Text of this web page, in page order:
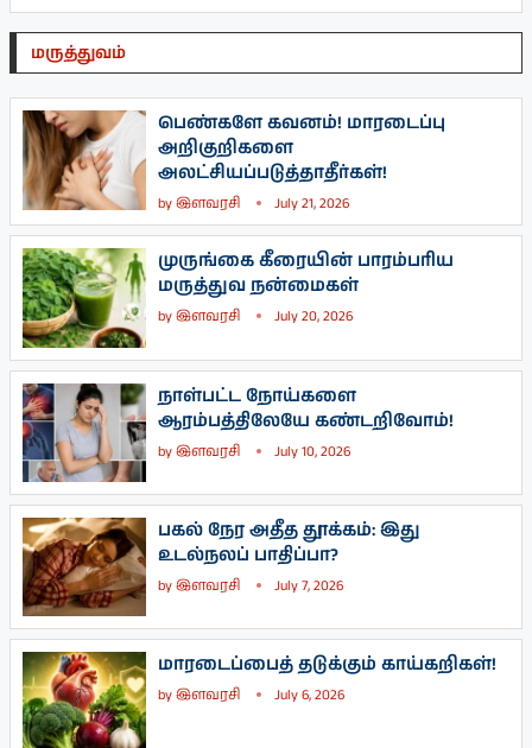
மருத்துவம்
பெண்களே கவனம்! மாரடைப்பு
அறிகுறிகளை
அலட்சியப்படுத்தாதீர்கள்!
byஇளவரசி July 21, 2026
முருங்கை கீரையின் பாரம்பரிய
மருத்துவ நன்மைகள்
byஇளவரசி July 20, 2026
நாள்பட்ட நோய்களை
ஆரம்பத்திலேயே கண்டறிவோம்!
byஇளவரசி July 10, 2026
பகல் நேர அதீத தூக்கம்: இது
உடல்நலப் பாதிப்பா?
byஇளவரசி July 7, 2026
மாரடைப்பைத் தடுக்கும் காய்கறிகள்!
byஇளவரசி July 6, 2026